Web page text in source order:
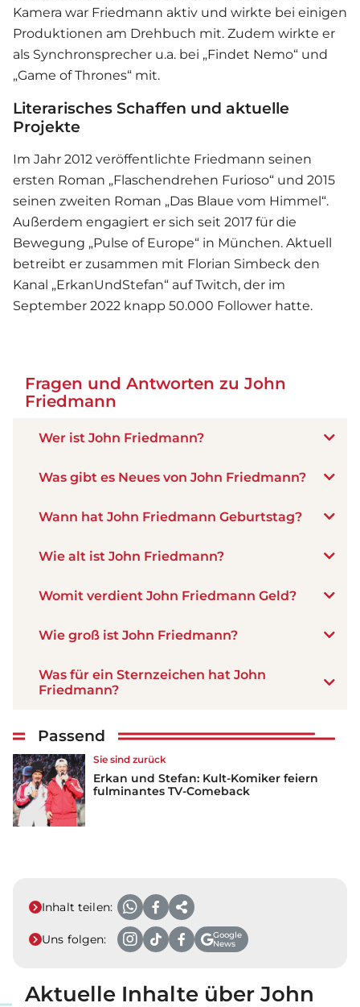
Kamera war Friedmann aktiv und wirkte bei einigen
Produktionen am Drehbuch mit. Zudem wirkte er
als Synchronsprecher u.a. bei „Findet Nemo“ und
„Game of Thrones“ mit.
Literarisches Schaffen und aktuelle
Projekte
Im Jahr 2012 veröffentlichte Friedmann seinen
ersten Roman „Flaschendrehen Furioso“ und 2015
seinen zweiten Roman „Das Blaue vom Himmel“.
Außerdem engagiert er sich seit 2017 für die
Bewegung „Pulse of Europe“ in München. Aktuell
betreibt er zusammen mit Florian Simbeck den
Kanal „ErkanUndStefan“ auf Twitch, der im
September 2022 knapp 50.000 Follower hatte.
Fragen und Antworten zu John
Friedmann
Wer ist John Friedmann?
Was gibt es Neues von John Friedmann?
Wann hat John Friedmann Geburtstag?
Wie alt ist John Friedmann?
Womit verdient John Friedmann Geld?
Wie groß ist John Friedmann?
Was für ein Sternzeichen hat John
Friedmann?
Passend
Sie sind zurück
Erkan und Stefan: Kult-Komiker feiern
fulminantes TV-Comeback
Inhalt teilen:
Uns folgen:
Google
News
Aktuelle Inhalte über John